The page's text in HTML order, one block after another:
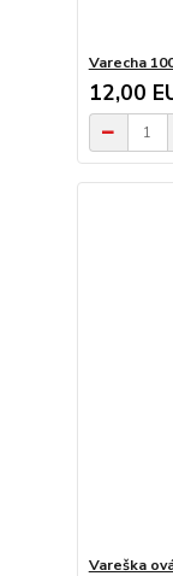
Varecha
12,00
Vareška